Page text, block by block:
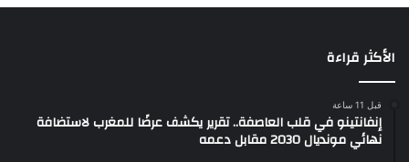
الأكثر قراءة
قبل 11 ساعة
إنفانتينو في قلب العاصفة.. تقرير يكشف عرضًا للمغرب لاستضافة
نهائي مونديال 2030 مقابل دعمه